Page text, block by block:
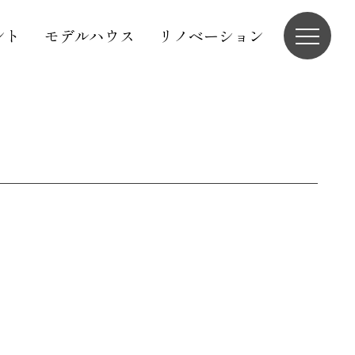
モデルハウス リノベーション